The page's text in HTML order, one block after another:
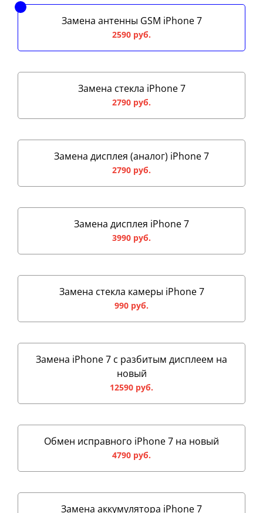
Замена антенны GSM iPhone 7
2590 руб.
Замена стекла iPhone 7
2790 руб.
Замена дисплея (аналог) iPhone 7
2790 руб.
Замена дисплея iPhone 7
3990 руб.
Замена стекла камеры iPhone 7
990 руб.
Замена iPhone 7 с разбитым дисплеем на
новый
12590 руб.
Обмен исправного iPhone 7 на новый
4790 руб.
Замена аккумулятора iPhone 7